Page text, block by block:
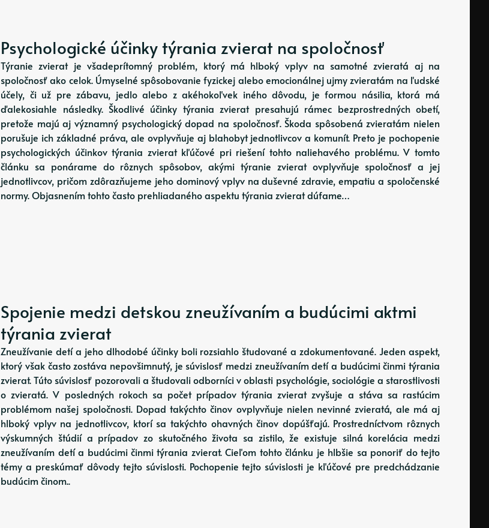
Psychologické účinky týrania zvierat na spoločnosť
Týranie zvierat je všadeprítomný problém, ktorý má hlboký vplyv na samotné zvieratá aj na
spoločnosť ako celok. Úmyselné spôsobovanie fyzickej alebo emocionálnej ujmy zvieratám na ľudské
účely, či už pre zábavu, jedlo alebo z akéhokoľvek iného dôvodu, je formou násilia, ktorá má
ďalekosiahle následky. Škodlivé účinky týrania zvierat presahujú rámec bezprostredných obetí,
pretože majú aj významný psychologický dopad na spoločnosť. Škoda spôsobená zvieratám nielen
porušuje ich základné práva, ale ovplyvňuje aj blahobyt jednotlivcov a komunít. Preto je pochopenie
psychologických účinkov týrania zvierat kľúčové pri riešení tohto naliehavého problému. V tomto
článku sa ponárame do rôznych spôsobov, akými týranie zvierat ovplyvňuje spoločnosť a jej
jednotlivcov, pričom zdôrazňujeme jeho dominový vplyv na duševné zdravie, empatiu a spoločenské
normy. Objasnením tohto často prehliadaného aspektu týrania zvierat dúfame…
Spojenie medzi detskou zneužívaním a budúcimi aktmi
týrania zvierat
Zneužívanie detí a jeho dlhodobé účinky boli rozsiahlo študované a zdokumentované. Jeden aspekt,
ktorý však často zostáva nepovšimnutý, je súvislosť medzi zneužívaním detí a budúcimi činmi týrania
zvierat. Túto súvislosť pozorovali a študovali odborníci v oblasti psychológie, sociológie a starostlivosti
o zvieratá. V posledných rokoch sa počet prípadov týrania zvierat zvyšuje a stáva sa rastúcim
problémom našej spoločnosti. Dopad takýchto činov ovplyvňuje nielen nevinné zvieratá, ale má aj
hlboký vplyv na jednotlivcov, ktorí sa takýchto ohavných činov dopúšťajú. Prostredníctvom rôznych
výskumných štúdií a prípadov zo skutočného života sa zistilo, že existuje silná korelácia medzi
zneužívaním detí a budúcimi činmi týrania zvierat. Cieľom tohto článku je hlbšie sa ponoriť do tejto
témy a preskúmať dôvody tejto súvislosti. Pochopenie tejto súvislosti je kľúčové pre predchádzanie
budúcim činom..